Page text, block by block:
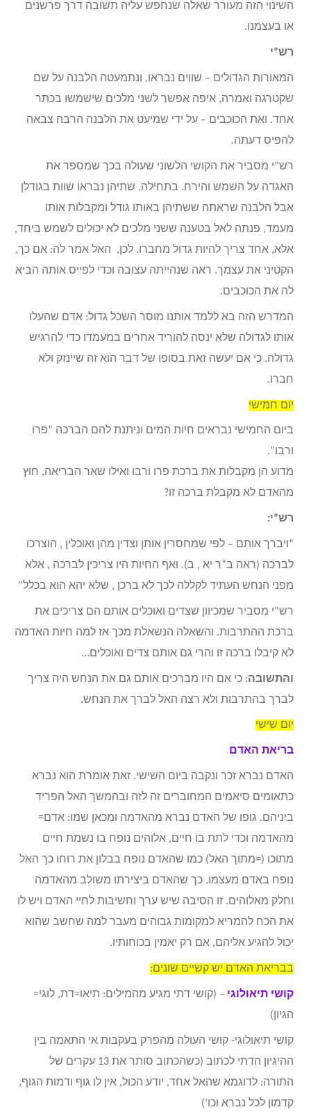
השינוי הזה מעורר שאלה שנחפש עליה תשובה דרך פרשנים
או בעצמנו.
רש”י
המאורות הגדולים – שווים נבראו, ונתמעטה הלבנה על שם
שקטרגה ואמרה, איפה אפשר לשני מלכים שישמשו בכתר
אחד. ואת הכוכבים – על ידי שמיעט את הלבנה הרבה צבאה
להפיס דעתה.
רש”י מסביר את הקושי הלשוני שעולה בכך שמספר את
האגדה על השמש והירח. בתחילה, שתיהן נבראו שוות בגודלן
אבל הלבנה שראתה ששתיהן באותו גודל ומקבלות אותו
מעמד, פנתה לאל בטענה ששני מלכים לא יכולים לשמש ביחד,
אלא, אחד צריך להיות גדול מחברו. לכן, האל אמר לה: אם כך,
הקטיני את עצמך. ראה שנהייתה עצובה וכדי לפייס אותה הביא
לה את הכוכבים.
המדרש הזה בא ללמד אותנו מוסר השכל גדול: אדם שהעלו
אותו לגדולה שלא ינסה להוריד אחרים במעמדו כדי להרגיש
גדולה. כי אם יעשה זאת בסופו של דבר הוא זה שיינזק ולא
חברו.
יום חמישי
ביום החמישי נבראים חיות המים וניתנת להם הברכה “פרו
ורבו”.
מדוע הן מקבלות את ברכת פרו ורבו ואילו שאר הבריאה, חוץ
מהאדם לא מקבלת ברכה זו?
רש”י:
“ויברך אותם – לפי שמחסרין אותן וצדין מהן ואוכלין , הוצרכו
לברכה (ראה ב”ר יא , ב). ואף החיות היו צריכין לברכה , אלא
מפני הנחש העתיד לקללה לכך לא ברכן , שלא יהא הוא בכלל”
רש”י מסביר שמכיוון שצדים ואוכלים אותם הם צריכים את
ברכת ההתרבות. והשאלה הנשאלת מכך אז למה חיות האדמה
לא קיבלו ברכה זו והרי גם אותם צדים ואוכלים…
והתשובה: כי אם היו מברכים אותם גם את הנחש היה צריך
לברך בהתרבות ולא רצה האל לברך את הנחש.
יום שישי
בריאת האדם
האדם נברא זכר ונקבה ביום השישי. זאת אומרת הוא נברא
כתאומים סיאמים המחוברים זה לזה ובהמשך האל הפריד
ביניהם. גופו של האדם נברא מהאדמה ומכאן שמו: אדם=
מהאדמה וכדי לתת בו חיים, אלוהים נופח בו נשמת חיים
מתוכו (=מתוך האל) כמו שהאדם נופח בבלון את רוחו כך האל
נופח באדם מעצמו. כך שהאדם ביצירתו משולב מהאדמה
וחלק מאלוהים. זו הסיבה שיש ערך וחשיבות לחיי האדם ויש לו
את הכח להמריא למקומות גבוהים מעבר למה שחשב שהוא
יכול להגיע אליהם, אם רק יאמין בכוחותיו.
בבריאת האדם יש קשיים שונים:
קושי תיאולוגי – (קושי דתי מגיע מהמילים: תיאו=דת, לוגי=
הגיון)
קושי תיאולוגי- קושי העולה מהפרק בעקבות אי התאמה בין
ההיגיון הדתי לכתוב (כשהכתוב סותר את 13 עקרים של
התורה: לדוגמא שהאל אחד, יודע הכול, אין לו גוף ודמות הגוף,
קדמון לכל נברא וכו’)